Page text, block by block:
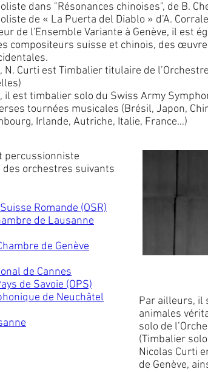
dans "Résonances chinoises", de B.
de « La Puerta del Diablo » d’A.
de l'Ensemble Variante à Genève, il est
compositeurs suisse et chinois, des
N. Curti est Timbalier titulaire de
il est timbalier solo du Swiss Army
tournées musicales (Brésil, Japon,
Irlande, Autriche, Italie, France…)
percussionniste
orchestres suivants
Romande (OSR)
de Lausanne
de Genève
de Cannes
de Savoie (OPS)
de Neuchâtel
Par ailleurs, il
animales
solo de
(Timbalier
Nicolas Curti
de Genève,